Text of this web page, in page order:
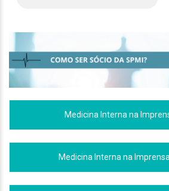
Medicina Interna na
Medicina Interna na